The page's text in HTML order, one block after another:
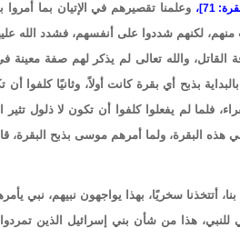
71]،
وعلمنا تقصيرهم في الإتيان بما
منهم، لكنهم شددوا على أنفسهم، فشدد الله
القاتل، والله تعالى لم يذكر لهم صفة
بذبح أي بقرة كانت أولاً، وثانيًا كلفوا
فلما لم يفعلوا كلفوا أن تكون لا ذلول
البقرة، ولما أمرهم موسى بذبح البقرة،
بنا، أتتخذنا سخريًا، بهذا يواجهون نبيهم، نبي
هذا من شأن بني إسرائيل الذين تمردوا